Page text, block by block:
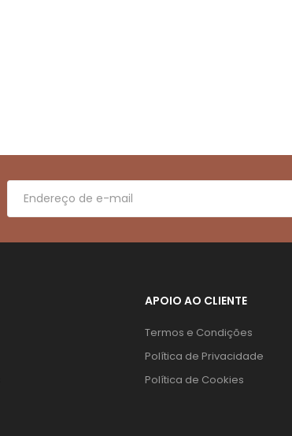
APOIO AO CLIENTE
Termos e Condições
Política de Privacidade
Política de Cookies